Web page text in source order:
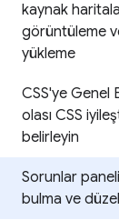
kaynak
görüntüleme
yükleme
CSS'ye Genel
olası CSS
belirleyin
Sorunlar
bulma ve